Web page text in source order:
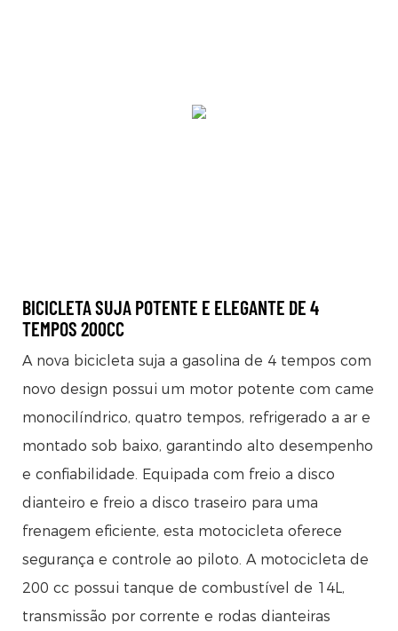
BICICLETA SUJA POTENTE E ELEGANTE DE 4
TEMPOS 200CC
A nova bicicleta suja a gasolina de 4 tempos com
novo design possui um motor potente com came
monocilíndrico, quatro tempos, refrigerado a ar e
montado sob baixo, garantindo alto desempenho
e confiabilidade. Equipada com freio a disco
dianteiro e freio a disco traseiro para uma
frenagem eficiente, esta motocicleta oferece
segurança e controle ao piloto. A motocicleta de
200 cc possui tanque de combustível de 14L,
transmissão por corrente e rodas dianteiras